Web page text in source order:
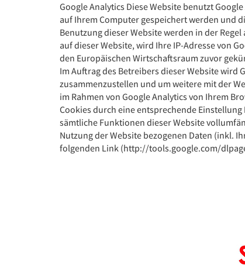
Google Analytics Diese Website benutzt
auf Ihrem Computer gespeichert werden und
Benutzung dieser Website werden in der
auf dieser Website, wird Ihre IP-Adresse von
den Europäischen Wirtschaftsraum zuvor
Im Auftrag des Betreibers dieser Website
zusammenzustellen und um weitere mit der
im Rahmen von Google Analytics von Ihrem
Cookies durch eine entsprechende
sämtliche Funktionen dieser Website
Nutzung der Website bezogenen Daten (inkl.
folgenden Link (http://tools.google.com/